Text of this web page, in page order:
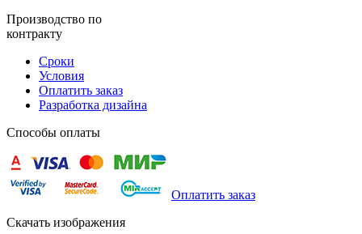
Производство по
контракту
Сроки
Условия
Оплатить заказ
Разработка дизайна
Способы оплаты
Оплатить заказ
Скачать изображения